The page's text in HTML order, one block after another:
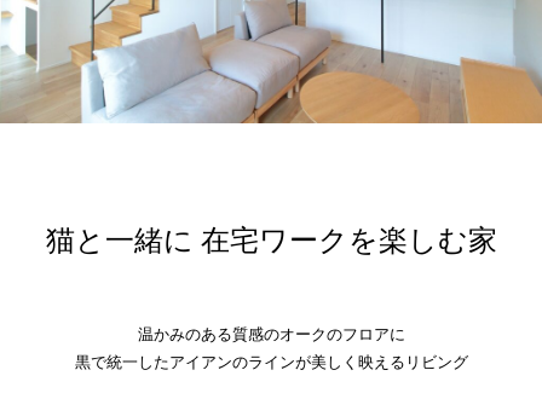
猫と一緒に 在宅ワークを楽しむ家
温かみのある質感のオークのフロアに
黒で統一したアイアンのラインが美しく映えるリビング